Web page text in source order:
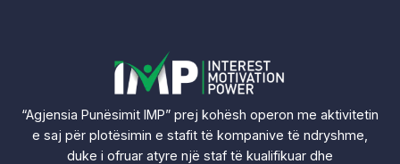
“Agjensia Punësimit IMP” prej kohësh operon me aktivitetin
e saj për plotësimin e stafit të kompanive të ndryshme,
duke i ofruar atyre një staf të kualifikuar dhe